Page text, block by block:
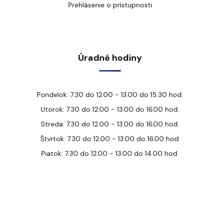
Prehlásenie o prístupnosti
Úradné hodiny
Pondelok: 7.30 do 12.00 - 13.00 do 15.30 hod.
Utorok: 7.30 do 12.00 - 13.00 do 16.00 hod.
Streda: 7.30 do 12.00 - 13.00 do 16.00 hod.
Štvrtok: 7.30 do 12.00 - 13.00 do 16.00 hod.
Piatok: 7.30 do 12.00 - 13.00 do 14.00 hod.